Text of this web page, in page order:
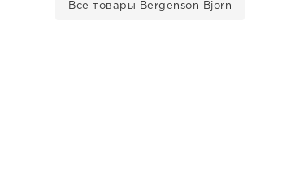
Все товары Bergenson Bjorn